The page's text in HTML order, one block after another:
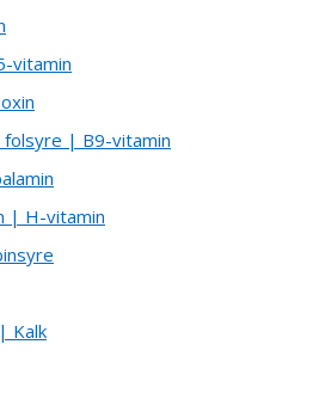
vitamin
| B9-vitamin
| H-vitamin
Kalk